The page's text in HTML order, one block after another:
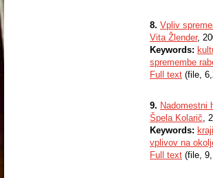
8. Vpliv
Vita Žlender,
Keywords:
spremembe
Full text (file,
9. Nadomestni
Špela Kolarič,
Keywords:
vplivov na
Full text (file,